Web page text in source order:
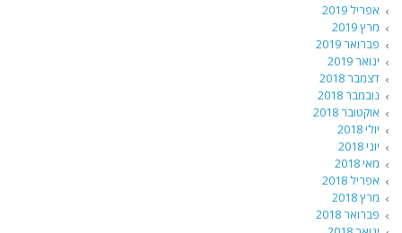
אפריל 2019
מרץ 2019
פברואר 2019
ינואר 2019
דצמבר 2018
נובמבר 2018
אוקטובר 2018
יולי 2018
יוני 2018
מאי 2018
אפריל 2018
מרץ 2018
פברואר 2018